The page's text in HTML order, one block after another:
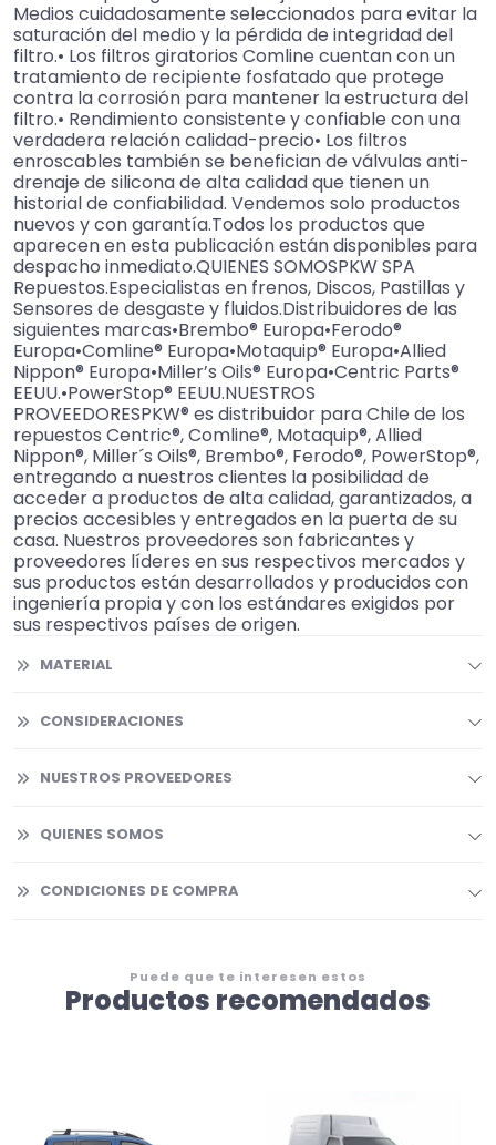
Medios cuidadosamente seleccionados para evitar la
saturación del medio y la pérdida de integridad del
filtro.• Los filtros giratorios Comline cuentan con un
tratamiento de recipiente fosfatado que protege
contra la corrosión para mantener la estructura del
filtro.• Rendimiento consistente y confiable con una
verdadera relación calidad-precio• Los filtros
enroscables también se benefician de válvulas anti-
drenaje de silicona de alta calidad que tienen un
historial de confiabilidad. Vendemos solo productos
nuevos y con garantía.Todos los productos que
aparecen en esta publicación están disponibles para
despacho inmediato.QUIENES SOMOSPKW SPA
Repuestos.Especialistas en frenos, Discos, Pastillas y
Sensores de desgaste y fluidos.Distribuidores de las
siguientes marcas•Brembo® Europa•Ferodo®
Europa•Comline® Europa•Motaquip® Europa•Allied
Nippon® Europa•Miller’s Oils® Europa•Centric Parts®
EEUU.•PowerStop® EEUU.NUESTROS
PROVEEDORESPKW® es distribuidor para Chile de los
repuestos Centric®, Comline®, Motaquip®, Allied
Nippon®, Miller´s Oils®, Brembo®, Ferodo®, PowerStop®,
entregando a nuestros clientes la posibilidad de
acceder a productos de alta calidad, garantizados, a
precios accesibles y entregados en la puerta de su
casa. Nuestros proveedores son fabricantes y
proveedores líderes en sus respectivos mercados y
sus productos están desarrollados y producidos con
ingeniería propia y con los estándares exigidos por
sus respectivos países de origen.
MATERIAL
CONSIDERACIONES
NUESTROS PROVEEDORES
QUIENES SOMOS
CONDICIONES DE COMPRA
Puede que te interesen estos
Productos recomendados